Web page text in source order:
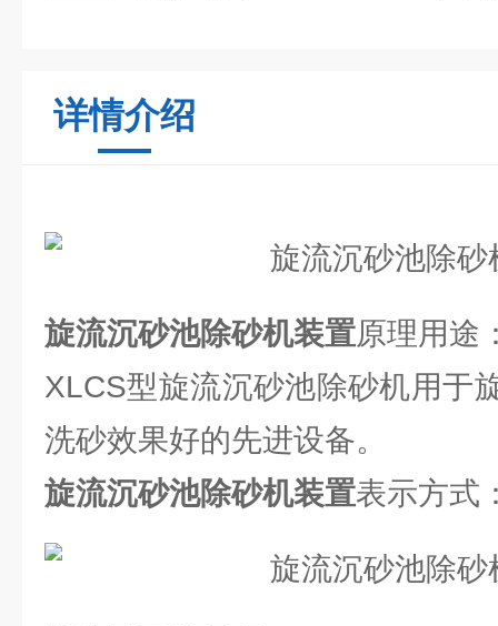
详情介绍
旋流沉砂池除砂机装置原理用途
XLCS型旋流沉砂池除砂机用于
洗砂效果好的先进设备。
旋流沉砂池除砂机装置表示方式